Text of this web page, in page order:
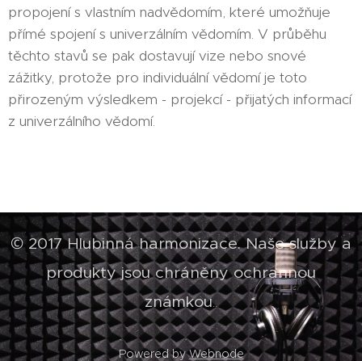
propojení s vlastním nadvědomím, které umožňuje
přímé spojení s univerzálním vědomím. V průběhu
těchto stavů se pak dostavují vize nebo snové
zážitky, protože pro individuální vědomí je toto
přirozeným výsledkem - projekcí - přijatých informací
z univerzálního vědomí.
© 2017 Hlubinná harmonizace. Naše služby a
produkty jsou chráněny ochrannou
známkou..
Powered byWebnode